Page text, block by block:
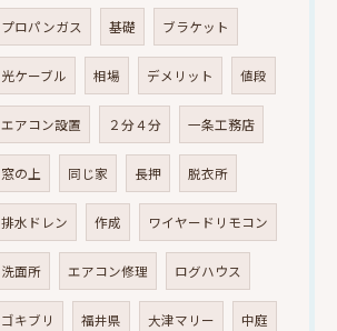
プロパンガス 基礎 ブラケット
光ケーブル 相場 デメリット 値段
エアコン設置 ２分４分 一条工務店
窓の上 同じ家 長押 脱衣所
排水ドレン 作成 ワイヤードリモコン
洗面所 エアコン修理 ログハウス
ゴキブリ 福井県 大津マリー 中庭